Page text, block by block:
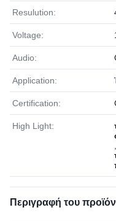
Resulution:
Voltage:
Audio:
Application:
Certification:
High Light:
Περιγραφή του